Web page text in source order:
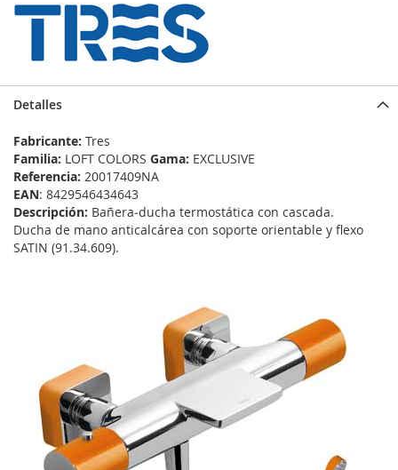
Detalles
Fabricante: Tres
Familia: LOFT COLORS Gama: EXCLUSIVE
Referencia: 20017409NA
EAN: 8429546434643
Descripción: Bañera‑ducha termostática con cascada.
Ducha de mano anticalcárea con soporte orientable y flexo
SATIN (91.34.609).